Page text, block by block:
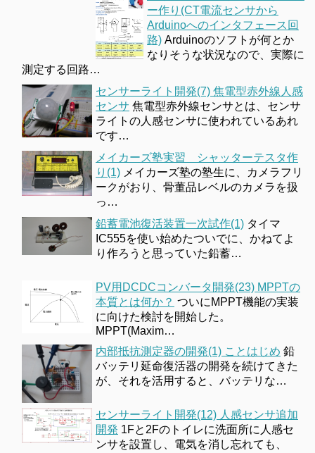
ー作り(CT電流センサから
Arduinoへのインタフェース回
路) Arduinoのソフトが何とか
なりそうな状況なので、実際に
測定する回路…
センサーライト開発(7) 焦電型赤外線人感
センサ 焦電型赤外線センサとは、センサ
ライトの人感センサに使われているあれ
です…
メイカーズ塾実習 シャッターテスタ作
り(1) メイカーズ塾の塾生に、カメラフリ
ークがおり、骨董品レベルのカメラを扱
っ…
鉛蓄電池復活装置一次試作(1) タイマ
IC555を使い始めたついでに、かねてよ
り作ろうと思っていた鉛蓄…
PV用DCDCコンバータ開発(23) MPPTの
本質とは何か？ ついにMPPT機能の実装
に向けた検討を開始した。
MPPT(Maxim…
内部抵抗測定器の開発(1) ことはじめ 鉛
バッテリ延命復活器の開発を続けてきた
が、それを活用すると、バッテリな…
センサーライト開発(12) 人感センサ追加
開発 1Fと2Fのトイレに洗面所に人感セ
ンサを設置し、電気を消し忘れても、